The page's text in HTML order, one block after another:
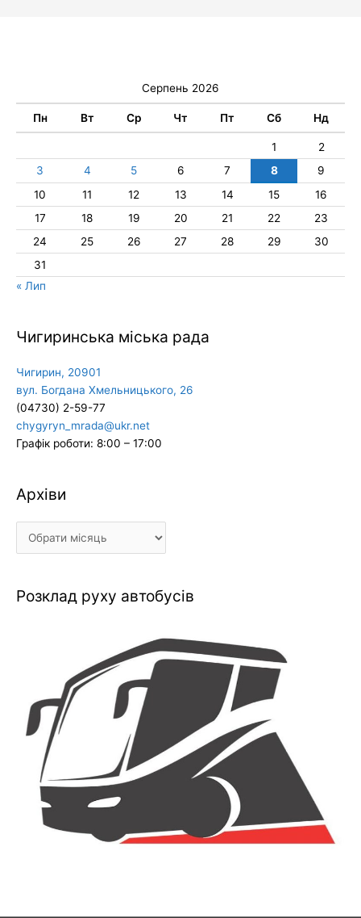
Серпень 2026
Пн Вт Ср Чт Пт Сб Нд
1
2
3
4 5 6 7 8
9
10
11 12 13 14 15
16
17
18 19 20 21 22
23
24
25 26 27 28 29
30
31
« Лип
Чигиринська міська рада
Чигирин, 20901
вул. Богдана Хмельницького, 26
(04730) 2-59-77
chygyryn_mrada@ukr.net
Графік роботи: 8:00 – 17:00
Архіви
Архіви
Розклад руху автобусів